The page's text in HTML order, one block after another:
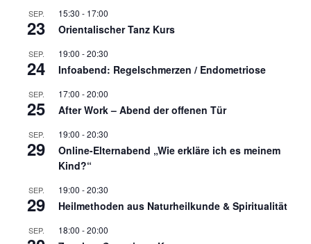
SEP.
23
15:30 - 17:00
Orientalischer Tanz Kurs
SEP.
24
19:00 -20:30
Infoabend: Regelschmerzen / Endometriose
SEP.
25
17:00 -20:00
After Work – Abend der offenen Tür
SEP.
29
19:00 -20:30
Online-Elternabend „Wie erkläre ich es meinem
Kind?“
SEP.
29
19:00 -20:30
Heilmethoden aus Naturheilkunde & Spiritualität
SEP. 18:00 -20:00